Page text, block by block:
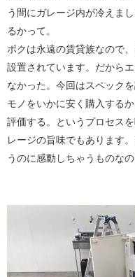
う間にガレージ内が冷えま
るかって。
ボクは永遠の賃貸族なので
設置されています。だから
なかった。今回はスペック
モノをいかに安く購入する
評価する。というプロセス
レージの旨味でもあります
うのに感動しちゃうものなの